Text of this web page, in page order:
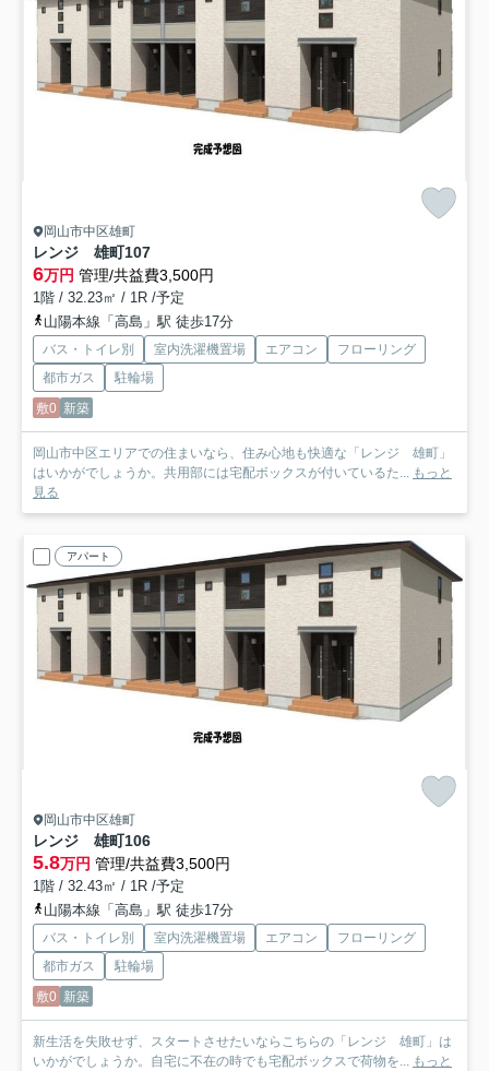
岡山市中区雄町
レンジ 雄町107
6万円 管理/共益費3,500円
1階 / 32.23㎡ / 1R /予定
山陽本線「高島」駅 徒歩17分
バス・トイレ別 室内洗濯機置場 エアコン
フローリング
都市ガス
駐輪場
敷0 新築
岡山市中区エリアでの住まいなら、住み心地も快適な「レンジ 雄町」
はいかがでしょうか。共用部には宅配ボックスが付いているた... もっと
見る
アパート
岡山市中区雄町
レンジ 雄町106
5.8万円 管理/共益費3,500円
1階 / 32.43㎡ / 1R /予定
山陽本線「高島」駅 徒歩17分
バス・トイレ別 室内洗濯機置場 エアコン
フローリング
都市ガス
駐輪場
敷0 新築
新生活を失敗せず、スタートさせたいならこちらの「レンジ 雄町」は
いかがでしょうか。自宅に不在の時でも宅配ボックスで荷物を... もっと